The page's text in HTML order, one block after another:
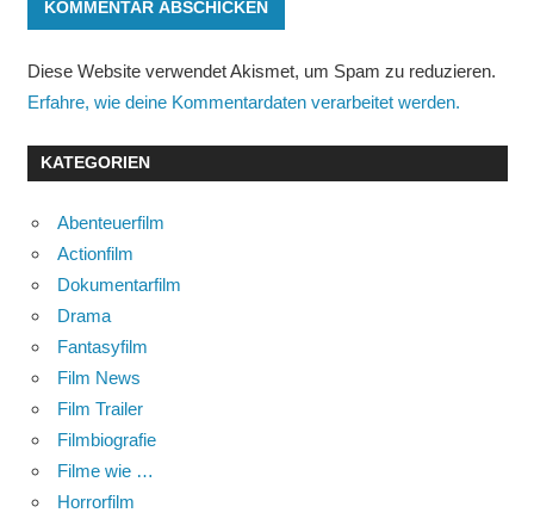
Diese Website verwendet Akismet, um Spam zu reduzieren.
Erfahre, wie deine Kommentardaten verarbeitet werden.
KATEGORIEN
Abenteuerfilm
Actionfilm
Dokumentarfilm
Drama
Fantasyfilm
Film News
Film Trailer
Filmbiografie
Filme wie …
Horrorfilm